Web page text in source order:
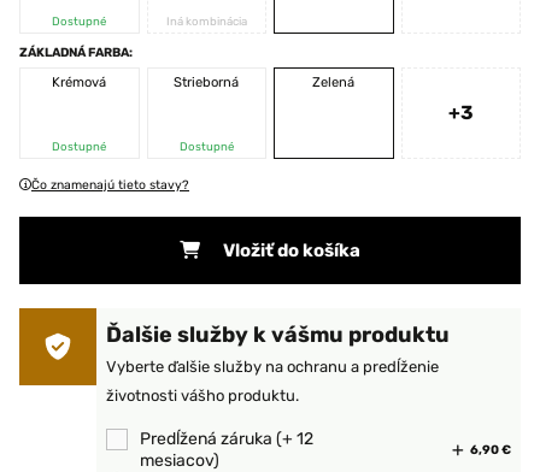
Dostupné Iná kombinácia
ZÁKLADNÁ FARBA:
Krémová
Dostupné
Strieborná
Dostupné
Zelená
+3
Čo znamenajú tieto stavy?
Vložiť do košíka
Ďalšie služby k vášmu produktu
Vyberte ďalšie služby na ochranu a predĺženie
životnosti vášho produktu.
Predĺžená záruka (+ 12
mesiacov)
6,90 €